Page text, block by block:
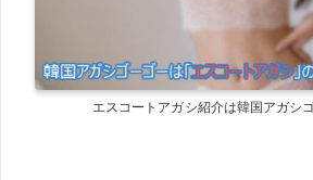
エスコートアガシ紹介は韓国アガシ